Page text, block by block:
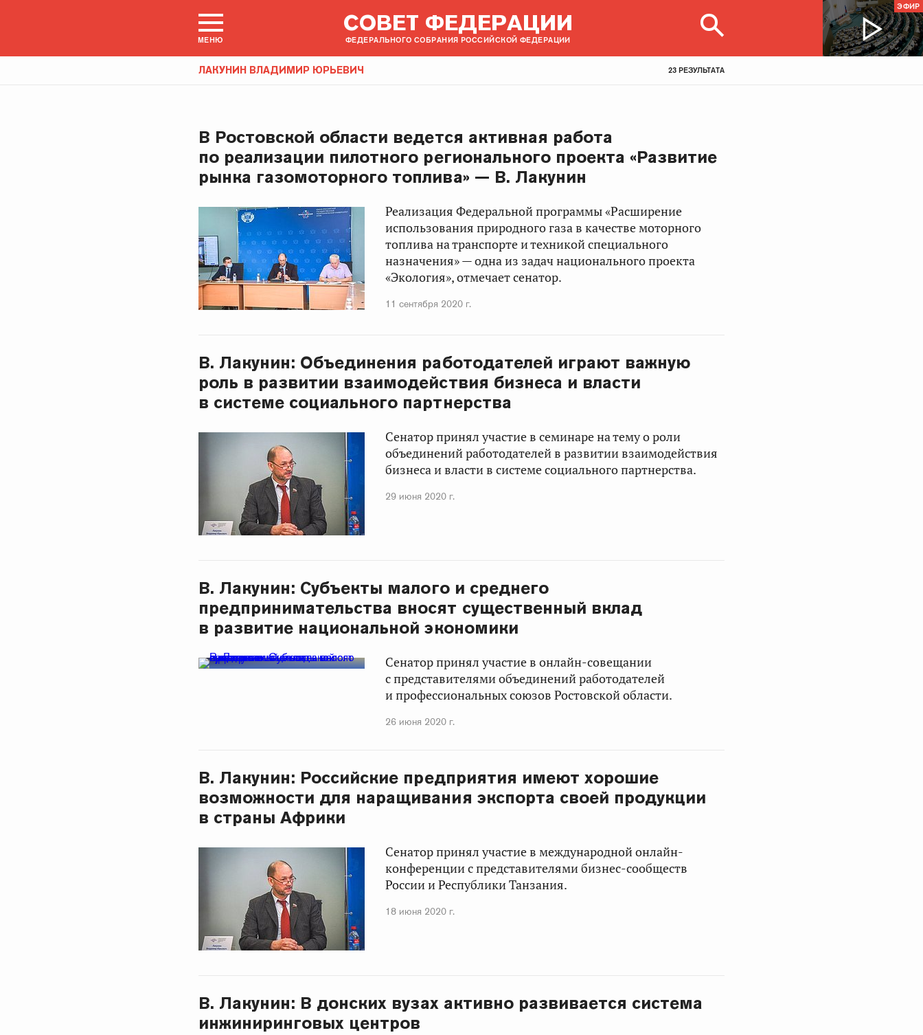
МЕНЮ
СОВЕТ ФЕДЕРАЦИИ
ФЕДЕРАЛЬНОГО СОБРАНИЯ РОССИЙСКОЙ ФЕДЕРАЦИИ
ЭФИР
ЛАКУНИН ВЛАДИМИР ЮРЬЕВИЧ 23 РЕЗУЛЬТАТА
В Ростовской области ведется активная работа
по реализации пилотного регионального проекта «Развитие
рынка газомоторного топлива» — В. Лакунин
Реализация Федеральной программы «Расширение
использования природного газа в качестве моторного
топлива на транспорте и техникой специального
назначения» — одна из задач национального проекта
«Экология», отмечает сенатор.
11 сентября 2020 г.
В. Лакунин: Объединения работодателей играют важную
роль в развитии взаимодействия бизнеса и власти
в системе социального партнерства
Сенатор принял участие в семинаре на тему о роли
объединений работодателей в развитии взаимодействия
бизнеса и власти в системе социального партнерства.
29 июня 2020 г.
В. Лакунин: Субъекты малого и среднего
предпринимательства вносят существенный вклад
в развитие национальной экономики
Сенатор принял участие в онлайн-совещании
с представителями объединений работодателей
и профессиональных союзов Ростовской области.
26 июня 2020 г.
В. Лакунин: Российские предприятия имеют хорошие
возможности для наращивания экспорта своей продукции
в страны Африки
Сенатор принял участие в международной онлайн-
конференции с представителями бизнес-сообществ
России и Республики Танзания.
18 июня 2020 г.
В. Лакунин: В донских вузах активно развивается система
инжиниринговых центров